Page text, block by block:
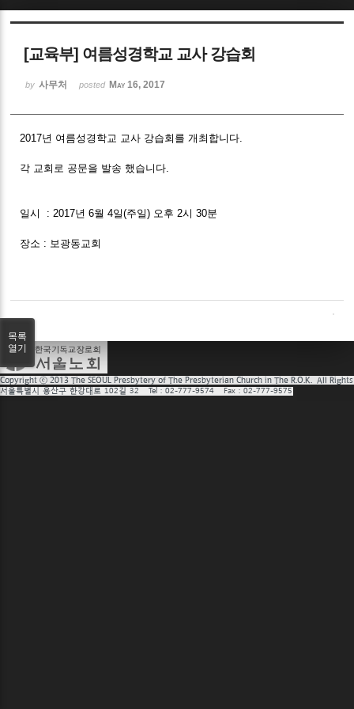
[교육부] 여름성경학교 교사 강습회
by 사무처 posted May 16, 2017
2017년 여름성경학교 교사 강습회를 개최합니다.
각 교회로 공문을 발송 했습니다.
일시 : 2017년 6월 4일(주일) 오후 2시 30분
장소 : 보광동교회
목록
열기
Sketchbook5, 스케치북5
Sketchbook5, 스케치북5